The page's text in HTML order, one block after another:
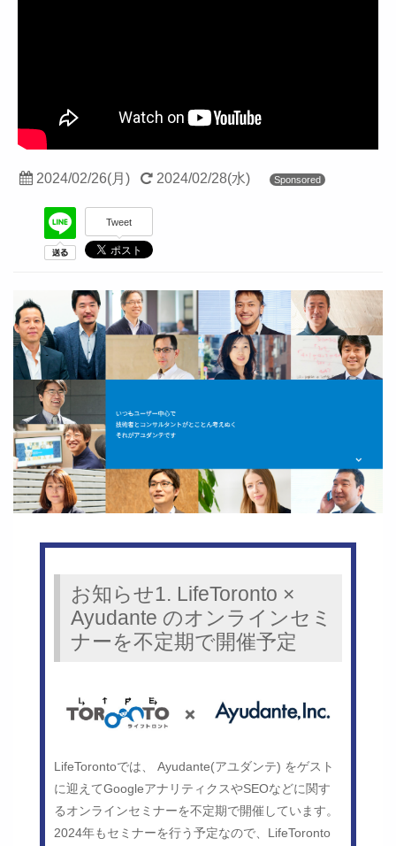
2024/02/26(月) 2024/02/28(水) Sponsored
Tweet
お知らせ1. LifeToronto ×
Ayudante のオンラインセミ
ナーを不定期で開催予定
LifeTorontoでは、 Ayudante(アユダンテ) をゲスト
に迎えてGoogleアナリティクスやSEOなどに関す
るオンラインセミナーを不定期で開催しています。
2024年もセミナーを行う予定なので、LifeToronto